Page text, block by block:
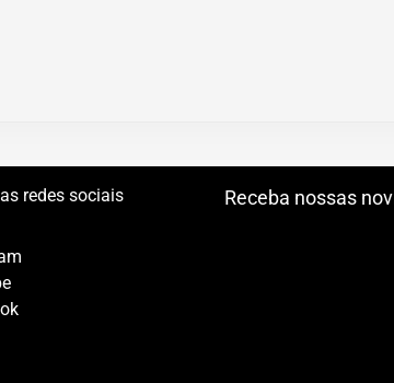
redes sociais Receba nossas